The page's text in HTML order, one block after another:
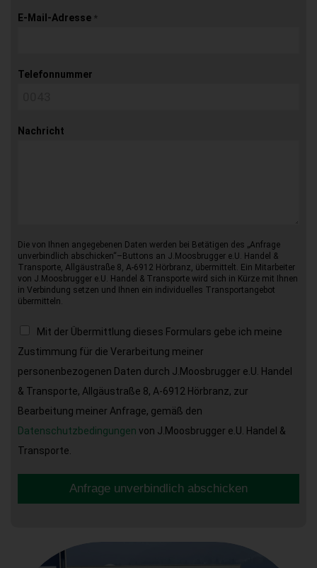
E-Mail-Adresse *
Telefonnummer
Nachricht
Die von Ihnen angegebenen Daten werden bei Betätigen des „Anfrage
unverbindlich abschicken“–Buttons an J.Moosbrugger e.U. Handel &
Transporte, Allgäustraße 8, A-6912 Hörbranz, übermittelt. Ein Mitarbeiter
von J.Moosbrugger e.U. Handel & Transporte wird sich in Kürze mit Ihnen
in Verbindung setzen und Ihnen ein individuelles Transportangebot
übermitteln.
Mit der Übermittlung dieses Formulars gebe ich meine
Zustimmung für die Verarbeitung meiner
personenbezogenen Daten durch J.Moosbrugger e.U. Handel
& Transporte, Allgäustraße 8, A-6912 Hörbranz, zur
Bearbeitung meiner Anfrage, gemäß den
Datenschutzbedingungen von J.Moosbrugger e.U. Handel &
Transporte.
Anfrage unverbindlich abschicken